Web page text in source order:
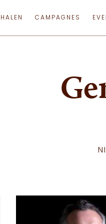
CAMPAGNES